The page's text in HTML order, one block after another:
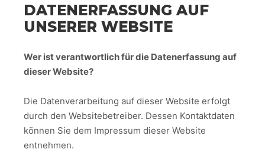
DATENERFASSUNG AUF
UNSERER WEBSITE
Wer ist verantwortlich für die Datenerfassung auf
dieser Website?
Die Datenverarbeitung auf dieser Website erfolgt
durch den Websitebetreiber. Dessen Kontaktdaten
können Sie dem Impressum dieser Website
entnehmen.